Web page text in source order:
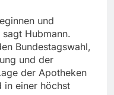
und
Hubmann.
Bundestagswahl,
und der
der Apotheken
in einer höchst